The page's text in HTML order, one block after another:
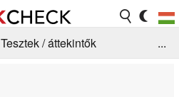
Tesztek / áttekintők
...